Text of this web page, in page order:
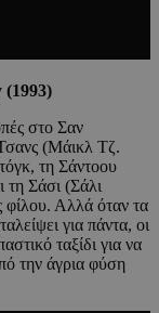
στο Σαν
(Μάικλ Τζ.
τη Σάντοου
τη Σάσι (Σάλι
φίλου. Αλλά όταν τα
για πάντα, οι
ταξίδι για να
την άγρια ​​φύση